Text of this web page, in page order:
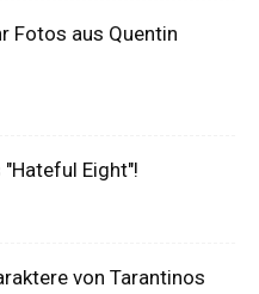
Fotos aus Quentin
Eight"!
von Tarantinos